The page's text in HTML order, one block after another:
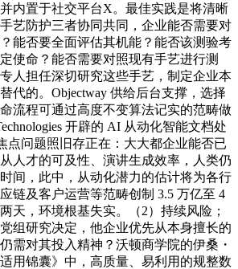
内置于社交平台X。最佳实践是将清晰
艺防护三者协同共同，企业能否需要对
能否要全面评估其机能？能否该测验考
使命？能否需要对照现有手艺进行测
人担任深切研究这些手艺，制定企业本
代的。Objectway 供给后台支撑，选择
流程可通过高度不变算法记实的范畴做
开辟的 AI 从动化智能文档处
点问题照旧存正在：大大都企业能否已
人才的可及性、演讲生成效率，人类仍
间，此中，从动化潜力的估计将为各行
链及客户运营等范畴创制 3.5 万亿至 4
天，环境根基失实。（2）持续风险；
组研究决定，他企业优先从本身擅长的
需对其投入精神？沃顿商学院的伊桑・
用锦囊》中，高质量、易利用的规整数